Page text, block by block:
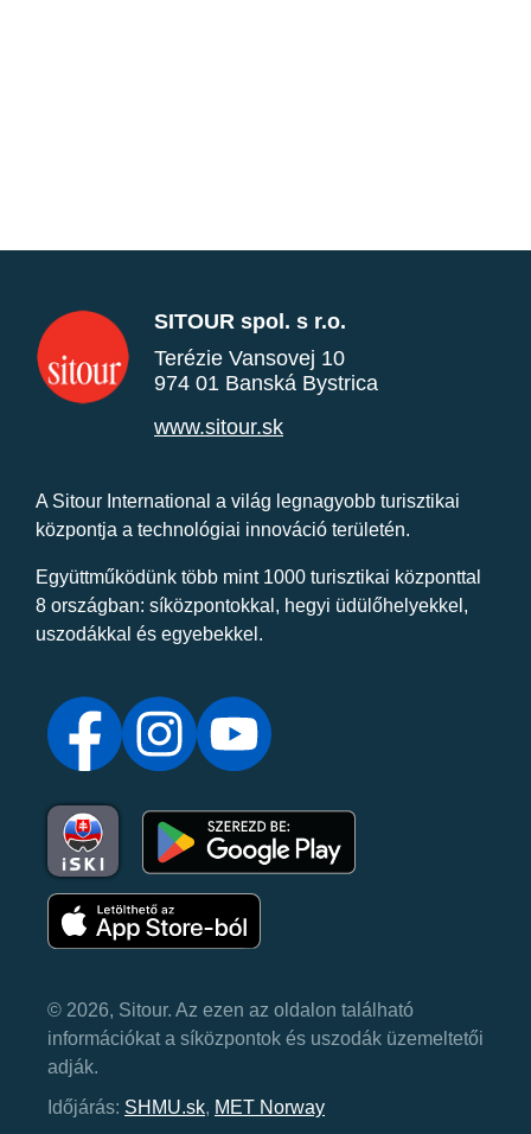
SITOUR spol. s r.o.
Terézie Vansovej 10
974 01 Banská Bystrica
www.sitour.sk
A Sitour International a világ legnagyobb turisztikai
központja a technológiai innováció területén.
Együttműködünk több mint 1000 turisztikai központtal
8 országban: síközpontokkal, hegyi üdülőhelyekkel,
uszodákkal és egyebekkel.
© 2026, Sitour. Az ezen az oldalon található
információkat a síközpontok és uszodák üzemeltetői
adják.
Időjárás: SHMU.sk, MET Norway